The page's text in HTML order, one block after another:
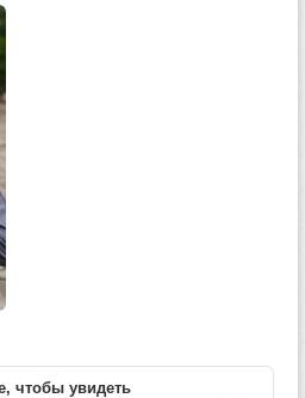
чтобы увидеть